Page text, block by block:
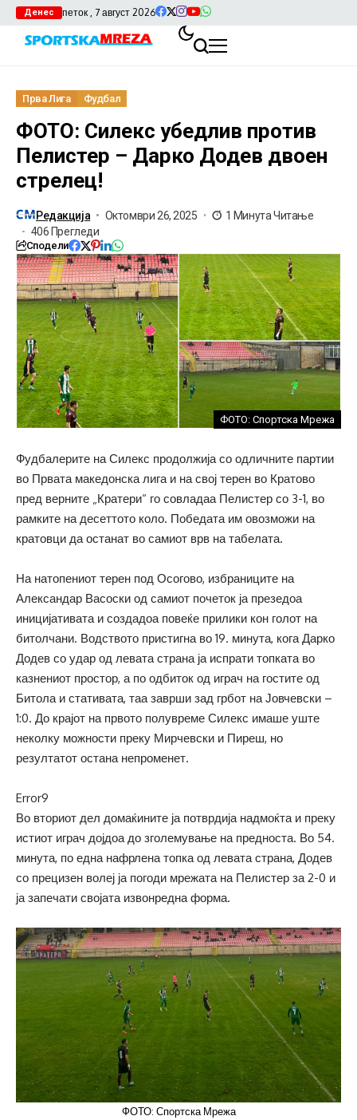
Денес петок , 7 август 2026
Прва Лига Фудбал
ФОТО: Силекс убедлив против
Пелистер – Дарко Додев двоен
стрелец!
Редакција Октомври 26, 2025
1 Минута Читање
406 Прегледи
Сподели
ФОТО: Спортска Мрежа
Фудбалерите на Силекс продолжија со одличните партии
во Првата македонска лига и на свој терен во Кратово
пред верните „Кратери“ го совладаа Пелистер со 3-1, во
рамките на десеттото коло. Победата им овозможи на
кратовци да останат во самиот врв на табелата.
На натопениот терен под Осогово, избраниците на
Александар Васоски од самиот почеток ја презедоа
иницијативата и создадоа повеќе прилики кон голот на
битолчани. Водството пристигна во 19. минута, кога Дарко
Додев со удар од левата страна ја испрати топката во
казнениот простор, а по одбиток од играч на гостите од
Битола и стативата, таа заврши зад грбот на Јовчевски –
1:0. До крајот на првото полувреме Силекс имаше уште
неколку можности преку Мирчевски и Пиреш, но
резултатот остана непроменет.
Error9
Во вториот дел домаќините ја потврдија надмоќта и преку
истиот играч дојдоа до зголемување на предноста. Во 54.
минута, по една нафрлена топка од левата страна, Додев
со прецизен волеј ја погоди мрежата на Пелистер за 2-0 и
ја запечати својата извонредна форма.
ФОТО: Спортска Мрежа